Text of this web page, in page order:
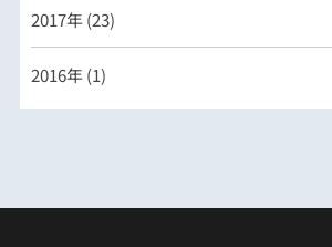
2017年 (23)
2016年 (1)